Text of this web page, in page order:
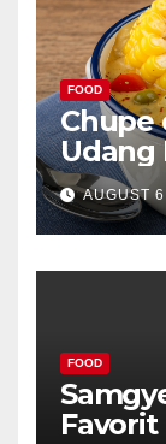
FOOD
Chupe
Udang
Lezat
AUGUST
FOOD